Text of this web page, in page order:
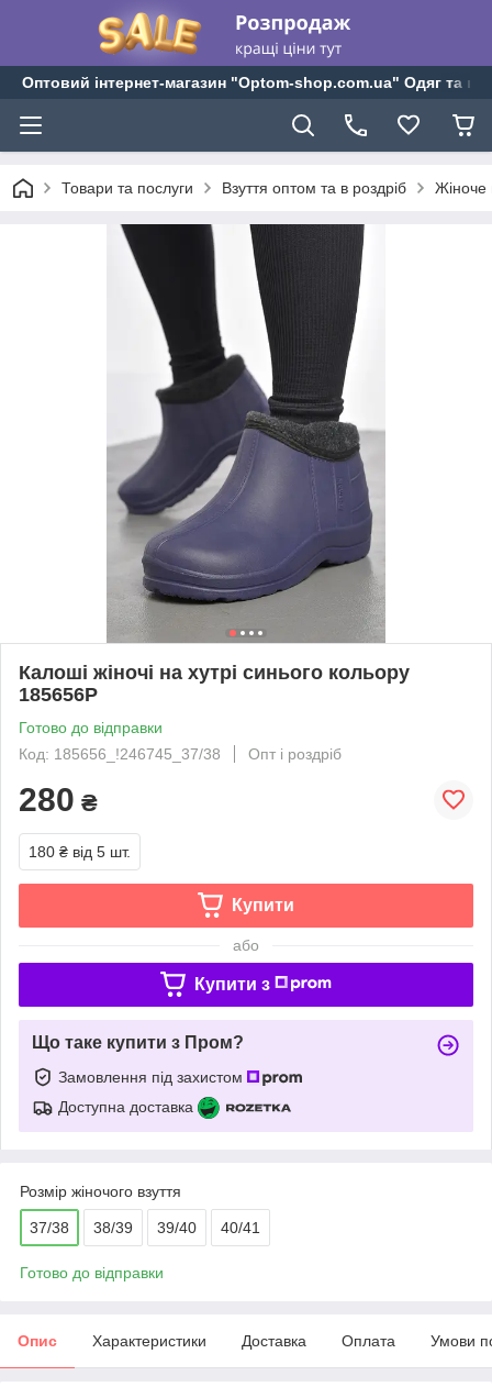
Оптовий інтернет-магазин "Optom-shop.com.ua" Одяг та
Товари та послуги Взуття оптом та в роздріб Жіноче
Калоші жіночі на хутрі синього кольору
185656P
Готово до відправки
Код: 185656_!246745_37/38
Опт і роздріб
280 ₴
180 ₴ від 5 шт.
Купити
або
Купити з
Що таке купити з Пром?
Замовлення під захистом
Доступна доставка
Розмір жіночого взуття
37/38 38/39 39/40 40/41
Готово до відправки
Опис Характеристики Доставка Оплата Умови